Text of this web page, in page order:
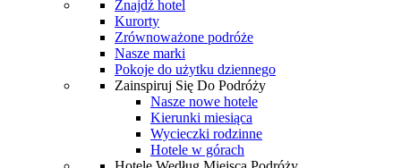
Znajdź hotel
Kurorty
Zrównoważone podróże
Nasze marki
Pokoje do użytku dziennego
Zainspiruj Się Do Podróży
Nasze nowe hotele
Kierunki miesiąca
Wycieczki rodzinne
Hotele w górach